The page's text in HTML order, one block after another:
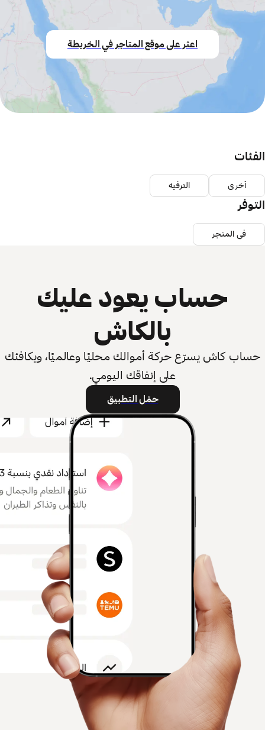
اعثر على موقع المتاجر في الخريطة
الفئات
أخرى الترفيه
التوفر
في المتجر
حساب يعود عليك
بالكاش
حساب كاش يسرّع حركة أموالك محليًا وعالميًا، ويكافئك
على إنفاقك اليومي.
حمّل التطبيق